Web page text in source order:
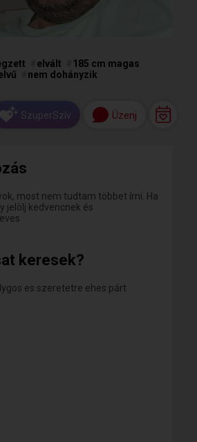
elvált
185 cm magas
nem dohányzik
SzuperSzív Üzenj
most nem tudtam többet írni. Ha
jelölj kedvencnek és
keresek?
es szeretetre ehes párt